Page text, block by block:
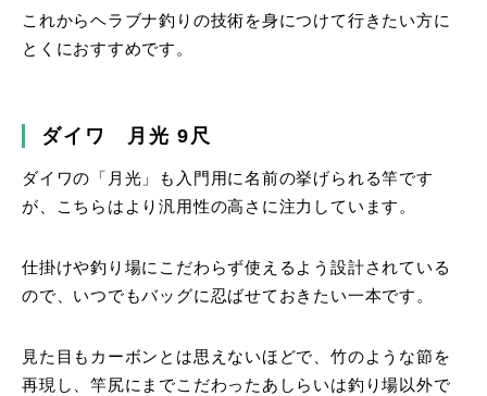
これからヘラブナ釣りの技術を身につけて行きたい方に
とくにおすすめです。
ダイワ 月光 9尺
ダイワの「月光」も入門用に名前の挙げられる竿です
が、こちらはより汎用性の高さに注力しています。
仕掛けや釣り場にこだわらず使えるよう設計されている
ので、いつでもバッグに忍ばせておきたい一本です。
見た目もカーボンとは思えないほどで、竹のような節を
再現し、竿尻にまでこだわったあしらいは釣り場以外で